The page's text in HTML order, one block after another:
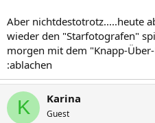
Aber nichtdestotrotz.....heute
wieder den "Starfotografen"
morgen mit dem "Knapp-
:ablachen
K Karina
Guest